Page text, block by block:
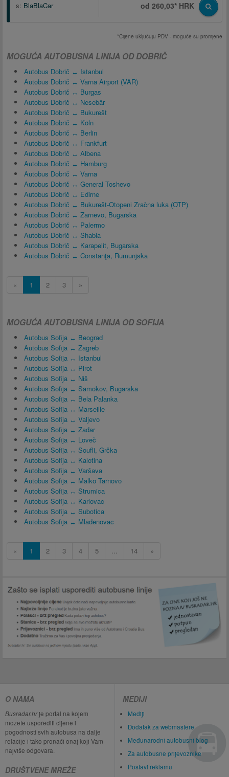
s: BlaBlaCar od 260,03* HRK
*Cijene uključuju PDV - moguće su promjene
MOGUĆA AUTOBUSNA LINIJA OD DOBRIČ
Autobus Dobrič ↔ Istanbul
Autobus Dobrič ↔ Varna Airport (VAR)
Autobus Dobrič ↔ Burgas
Autobus Dobrič ↔ Nesebăr
Autobus Dobrič ↔ Bukurešt
Autobus Dobrič ↔ Köln
Autobus Dobrič ↔ Berlin
Autobus Dobrič ↔ Frankfurt
Autobus Dobrič ↔ Albena
Autobus Dobrič ↔ Hamburg
Autobus Dobrič ↔ Varna
Autobus Dobrič ↔ General Toshevo
Autobus Dobrič ↔ Edirne
Autobus Dobrič ↔ Bukurešt-Otopeni Zračna luka (OTP)
Autobus Dobrič ↔ Zarnevo, Bugarska
Autobus Dobrič ↔ Palermo
Autobus Dobrič ↔ Shabla
Autobus Dobrič ↔ Karapelit, Bugarska
Autobus Dobrič ↔ Constanţa, Rumunjska
« 1 2 3 »
MOGUĆA AUTOBUSNA LINIJA OD SOFIJA
Autobus Sofija ↔ Beograd
Autobus Sofija ↔ Zagreb
Autobus Sofija ↔ Istanbul
Autobus Sofija ↔ Pirot
Autobus Sofija ↔ Niš
Autobus Sofija ↔ Samokov, Bugarska
Autobus Sofija ↔ Bela Palanka
Autobus Sofija ↔ Marseille
Autobus Sofija ↔ Valjevo
Autobus Sofija ↔ Zadar
Autobus Sofija ↔ Loveč
Autobus Sofija ↔ Soufli, Grčka
Autobus Sofija ↔ Kalotina
Autobus Sofija ↔ Varšava
Autobus Sofija ↔ Malko Tarnovo
Autobus Sofija ↔ Strumica
Autobus Sofija ↔ Karlovac
Autobus Sofija ↔ Subotica
Autobus Sofija ↔ Mladenovac
« 1 2 3 4 5 ... 14 »
O NAMA
Busradar.hrje portal na kojem
možete usporediti cijene i
pogodnosti svih autobusa na dalje
relacije i tako pronaći onaj koji Vam
najviše odgovara.
DRUŠTVENE MREŽE
MEDIJI
Mediji
Dodatak za webmastere
Međunarodni autobusni blog
Za autobusne prijevoznike
Postavi reklamu